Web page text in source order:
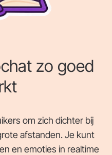
zo goed
om zich dichter bij
afstanden. Je kunt
en emoties in realtime